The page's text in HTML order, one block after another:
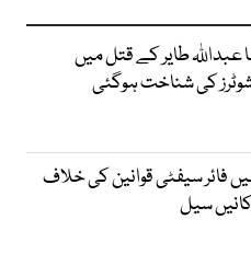
عبداللہ طایر کے قتل میں
کی شناخت ہوگئی
فائر سیفٹی قوانین کی خلاف